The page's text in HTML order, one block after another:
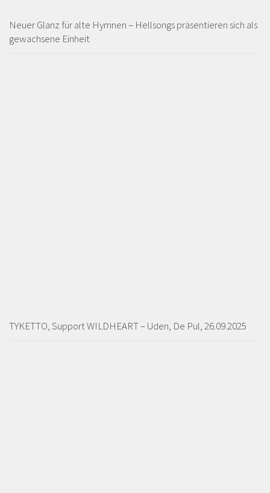
Neuer Glanz für alte Hymnen – Hellsongs präsentieren sich als
gewachsene Einheit
TYKETTO, Support WILDHEART – Uden, De Pul, 26.09.2025